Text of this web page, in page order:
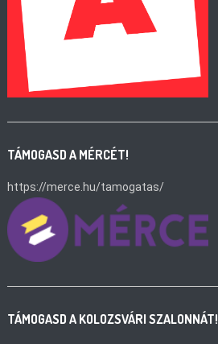
TÁMOGASD A MÉRCÉT!
https://merce.hu/tamogatas/
TÁMOGASD A KOLOZSVÁRI SZALONNÁT!